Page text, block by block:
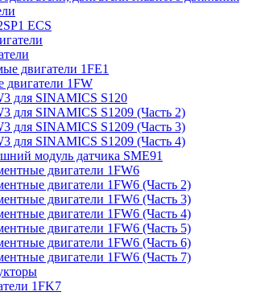
ECS
двигатели 1FE1
1FW
для SINAMICS S120
для SINAMICS S1209 (Часть 2)
для SINAMICS S1209 (Часть 3)
для SINAMICS S1209 (Часть 4)
модуль датчика SME91
двигатели 1FW6
двигатели 1FW6 (Часть 2)
двигатели 1FW6 (Часть 3)
двигатели 1FW6 (Часть 4)
двигатели 1FW6 (Часть 5)
двигатели 1FW6 (Часть 6)
двигатели 1FW6 (Часть 7)
1FK7